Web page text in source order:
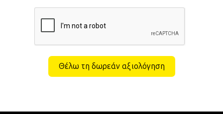
Θέλω τη δωρεάν αξιολόγηση